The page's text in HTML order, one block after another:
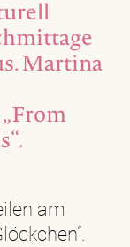
Martina
am